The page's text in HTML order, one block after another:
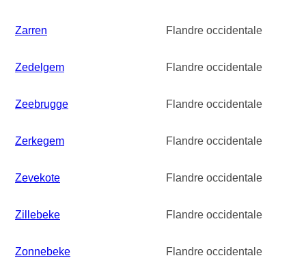
Zarren Flandre occidentale
Zedelgem Flandre occidentale
Zeebrugge Flandre occidentale
Zerkegem Flandre occidentale
Zevekote Flandre occidentale
Zillebeke Flandre occidentale
Zonnebeke Flandre occidentale